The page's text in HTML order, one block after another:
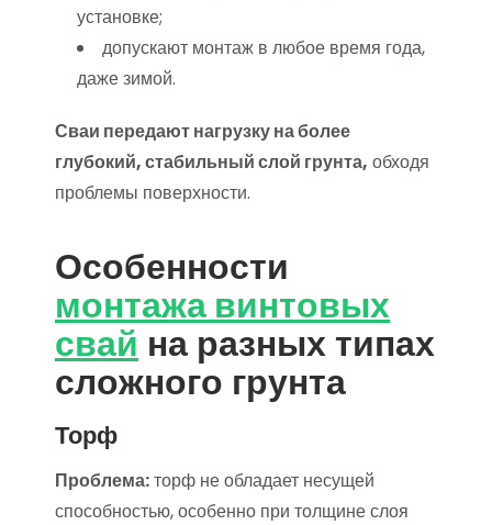
установке;
допускают монтаж в любое время года,
даже зимой.
Сваи передают нагрузку на более
глубокий, стабильный слой грунта, обходя
проблемы поверхности.
Особенности
монтажа винтовых
свай на разных типах
сложного грунта
Торф
Проблема:торф не обладает несущей
способностью, особенно при толщине слоя